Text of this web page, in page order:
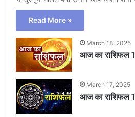
Read More »
March 18, 2025
आज का राशिफल
March 17, 2025
आज का राशिफल